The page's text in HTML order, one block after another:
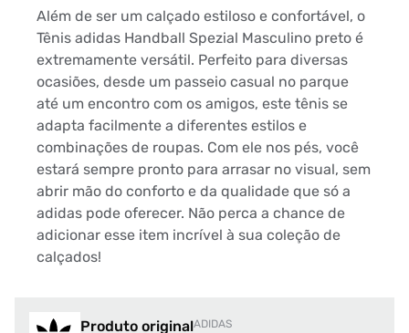
Além de ser um calçado estiloso e confortável, o
Tênis adidas Handball Spezial Masculino preto é
extremamente versátil. Perfeito para diversas
ocasiões, desde um passeio casual no parque
até um encontro com os amigos, este tênis se
adapta facilmente a diferentes estilos e
combinações de roupas. Com ele nos pés, você
estará sempre pronto para arrasar no visual, sem
abrir mão do conforto e da qualidade que só a
adidas pode oferecer. Não perca a chance de
adicionar esse item incrível à sua coleção de
calçados!
Produto originalADIDAS